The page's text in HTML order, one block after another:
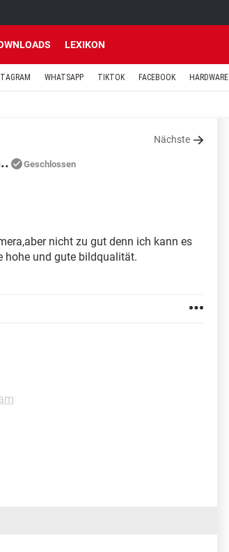
LEXIKON
WHATSAPP TIKTOK FACEBOOK HARDWARE
Nächste
Geschlossen
nicht zu gut denn ich kann es
hohe und gute bildqualität.